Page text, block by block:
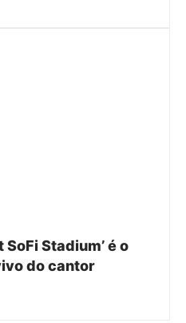
SoFi Stadium’ é o
do cantor